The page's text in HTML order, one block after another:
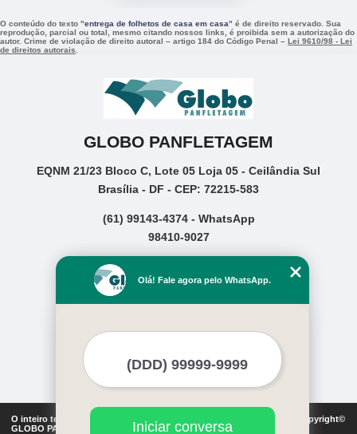
O conteúdo do texto "entrega de folhetos de casa em casa" é de direito reservado. Sua
reprodução, parcial ou total, mesmo citando nossos links, é proibida sem a autorização do
autor. Crime de violação de direito autoral – artigo 184 do Código Penal – Lei 9610/98 - Lei
de direitos autorais
GLOBO PANFLETAGEM
EQNM 21/23 Bloco C, Lote 05 Loja 05 - Ceilândia Sul
Brasília - DF - CEP: 72215-583
(61) 99143-4374 - WhatsApp
98410-9027
Empresa
Missão
Mapa do site
O inteiro teor deste site está sujeito à proteção de direitos autorais. Copyright©
GLOBO PANFLETAGEM (Lei 9610 de 19/02/1998)
Olá! Fale agora pelo WhatsApp.
Iniciar conversa